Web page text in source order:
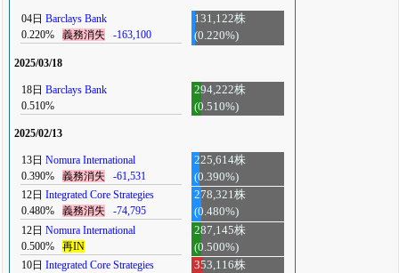
04日 Barclays Bank
0.220%
義務消失 -163,100
131,122株
(0.220%)
2025/03/18
18日 Barclays Bank
0.510%
294,222株
(0.510%)
2025/02/13
13日 Nomura International
0.390%
義務消失 -61,531
225,614株
(0.390%)
12日 Integrated Core Strategies
0.480%
義務消失 -74,795
278,321株
(0.480%)
12日 Nomura International
0.500%
再IN
287,145株
(0.500%)
10日 Integrated Core Strategies
353,116株